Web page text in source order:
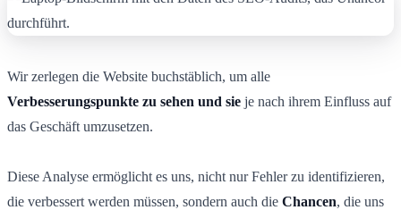
Wir zerlegen die Website buchstäblich, um alle
Verbesserungspunkte zu sehen und sie je nach ihrem Einfluss auf
das Geschäft umzusetzen.
Diese Analyse ermöglicht es uns, nicht nur Fehler zu identifizieren,
die verbessert werden müssen, sondern auch die Chancen, die uns